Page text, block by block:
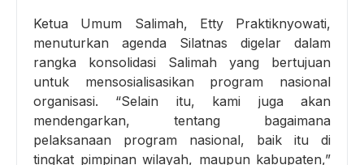
Ketua Umum Salimah, Etty Praktiknyowati,
menuturkan agenda Silatnas digelar dalam
rangka konsolidasi Salimah yang bertujuan
untuk mensosialisasikan program nasional
organisasi. “Selain itu, kami juga akan
mendengarkan, tentang bagaimana
pelaksanaan program nasional, baik itu di
tingkat pimpinan wilayah, maupun kabupaten,”